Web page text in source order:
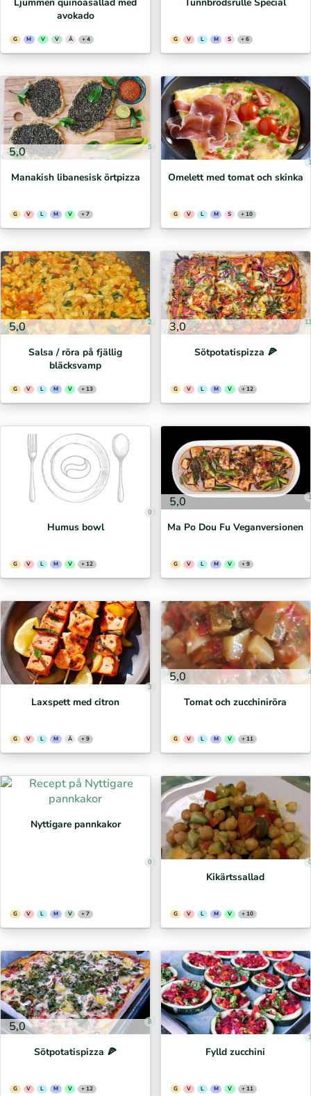
avokado
G M V V Ä + 4 G V L M S + 6
5,0 5
Manakish libanesisk örtpizza
G V L M V + 7
Omelett med tomat och skinka
G V L M S + 10
5,0 2
Salsa / röra på fjällig
bläcksvamp
G V L M V + 13
3,0
Sötpotatispizza 🍕⁣
G V L M V + 12
0
Humus bowl
G V L M V + 12
5,0
Ma Po Dou Fu Veganversionen
G V L M V + 9
3
Laxspett med citron
G V L M Ä + 9
5,0
Tomat och zucchiniröra
G V L M V + 11
0
Nyttigare pannkakor
G V L M V + 7
Kikärtssallad
G V L M V + 10
5,0 8
Sötpotatispizza 🍕⁣
G V L M V + 12
Fylld zucchini
G V L M V + 11